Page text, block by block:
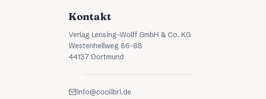
Kontakt
Verlag Lensing-Wolff GmbH & Co. KG
Westenhellweg 86-88
44137 Dortmund
info@coolibri.de